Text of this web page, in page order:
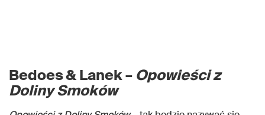
Bedoes & Lanek – Opowieści z
Doliny Smoków